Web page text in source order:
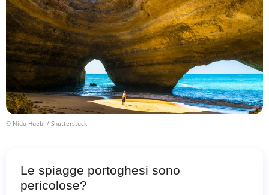
© Nido Huebl / Shutterstock
Le spiagge portoghesi sono
pericolose?